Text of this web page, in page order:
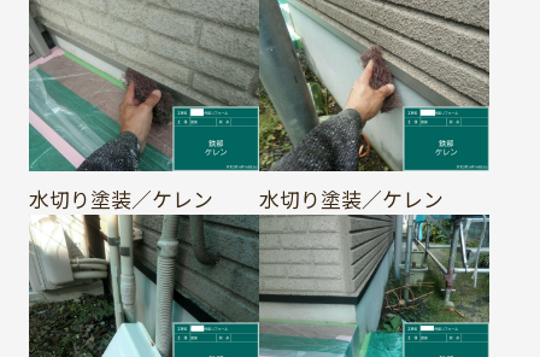
水切り塗装／ケレン 水切り塗装／ケレン